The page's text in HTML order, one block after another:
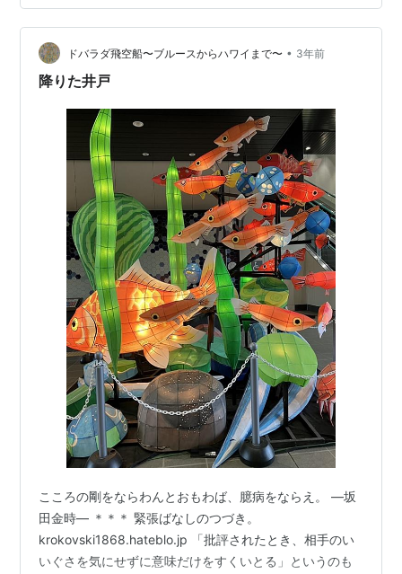
本で昔ばなしでもお馴染みで、強く逞しい子供の象徴と
もいえる偉人の聖地のおもひででも。 静岡県の北東の端
っこ、小山町に…
ドバラダ飛空船〜ブルースからハワイまで〜 • 3年前
降りた井戸
こころの剛をならわんとおもわば、臆病をならえ。 ―坂
田金時― ＊＊＊ 緊張ばなしのつづき。
krokovski1868.hateblo.jp 「批評されたとき、相手のい
いぐさを気にせずに意味だけをすくいとる」というのも